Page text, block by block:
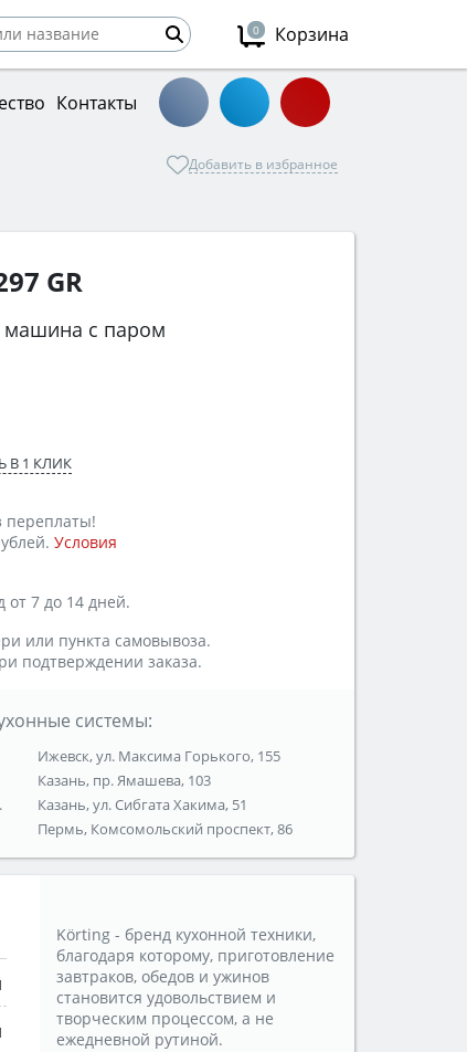
0 Корзина
Контакты
Добавить в избранное
GR
машина с паром
В 1 КЛИК
переплаты!
Условия
от 7 до 14 дней.
или пункта самовывоза.
подтверждении заказа.
системы:
Ижевск, ул. Максима Горького, 155
Казань, пр. Ямашева, 103
Казань, ул. Сибгата Хакима, 51
Пермь, Комсомольский проспект, 86
Körting - бренд кухонной техники,
благодаря которому, приготовление
завтраков, обедов и ужинов
становится удовольствием и
творческим процессом, а не
ежедневной рутиной.